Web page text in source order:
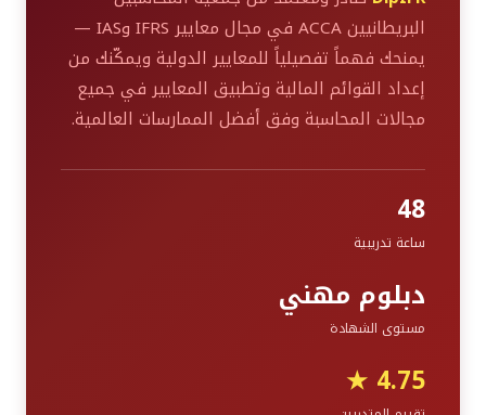
البريطانيين ACCA في مجال معايير IFRS وIAS —
يمنحك فهماً تفصيلياً للمعايير الدولية ويمكّنك من
إعداد القوائم المالية وتطبيق المعايير في جميع
مجالات المحاسبة وفق أفضل الممارسات العالمية.
48
ساعة تدريبية
دبلوم مهني
مستوى الشهادة
4.75 ★